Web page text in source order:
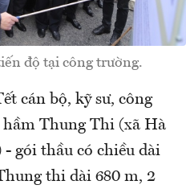
độ tại công trường.
cán bộ, kỹ sư, công
Thung Thi (xã Hà
gói thầu có chiều dài
thi dài 680 m, 2